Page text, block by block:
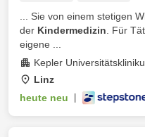
... Sie von einem stetigen
der Kindermedizin . Für
eigene ...
Kepler
Linz
heute neu